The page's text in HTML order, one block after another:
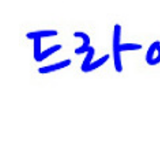
보내는 형태의 종이 낭비
용 팩스기는 점점 사라지
나 복사기(복합기)와 함
형태가 많다. 그래서 똘82